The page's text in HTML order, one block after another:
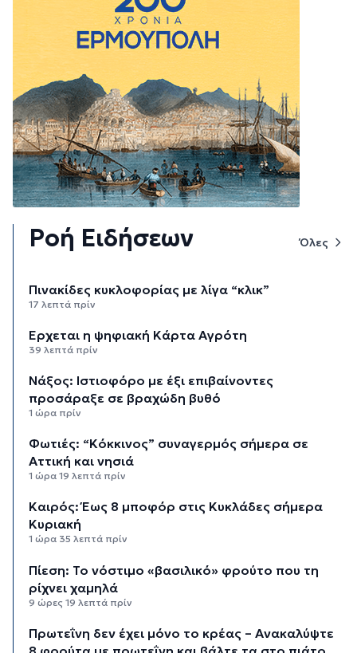
Ροή Ειδήσεων Όλες
Πινακίδες κυκλοφορίας με λίγα “κλικ”
17 λεπτά πρίν
Έρχεται η ψηφιακή Κάρτα Αγρότη
39 λεπτά πρίν
Νάξος: Ιστιοφόρο με έξι επιβαίνοντες
προσάραξε σε βραχώδη βυθό
1 ώρα πρίν
Φωτιές: “Κόκκινος” συναγερμός σήμερα σε
Αττική και νησιά
1 ώρα 19 λεπτά πρίν
Καιρός: Έως 8 μποφόρ στις Κυκλάδες σήμερα
Κυριακή
1 ώρα 35 λεπτά πρίν
Πίεση: Το νόστιμο «βασιλικό» φρούτο που τη
ρίχνει χαμηλά
9 ώρες 19 λεπτά πρίν
Πρωτεΐνη δεν έχει μόνο το κρέας – Ανακαλύψτε